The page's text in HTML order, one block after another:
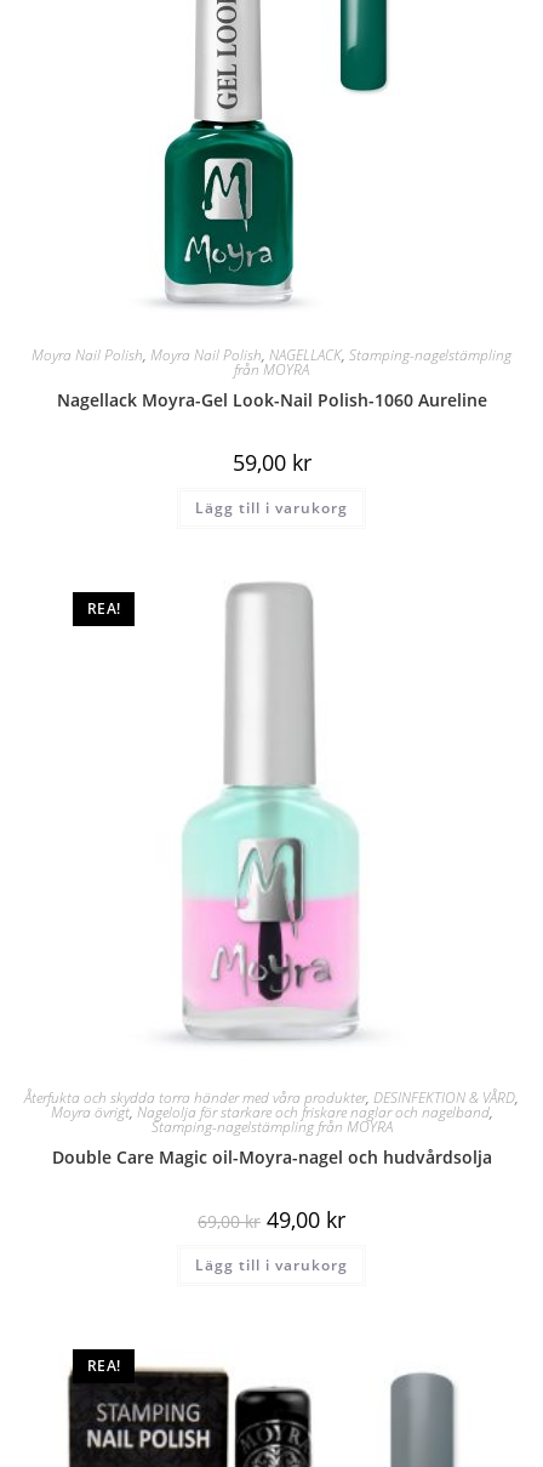
Moyra Nail Polish, Moyra Nail Polish, NAGELLACK, Stamping-nagelstämpling
från MOYRA
Nagellack Moyra-Gel Look-Nail Polish-1060 Aureline
59,00 kr
Lägg till i varukorg
REA!
Återfukta och skydda torra händer med våra produkter, DESINFEKTION & VÅRD,
Moyra övrigt, Nagelolja för starkare och friskare naglar och nagelband,
Stamping-nagelstämpling från MOYRA
Double Care Magic oil-Moyra-nagel och hudvårdsolja
69,00kr 49,00 kr
Lägg till i varukorg
REA!